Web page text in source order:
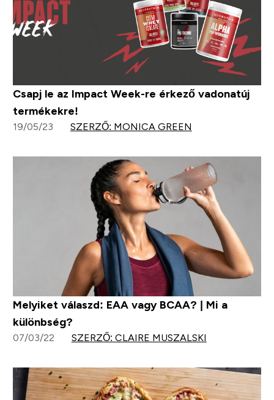
Csapj le az Impact Week-re érkező vadonatúj
termékekre!
19/05/23 SZERZŐ: MONICA GREEN
Melyiket válaszd: EAA vagy BCAA? | Mi a
különbség?
07/03/22 SZERZŐ: CLAIRE MUSZALSKI